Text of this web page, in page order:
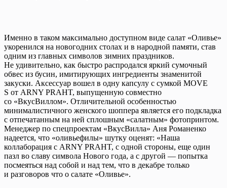
Именно в таком максимально доступном виде салат «Оливье»
укоренился на новогодних столах и в народной памяти, став
одним из главных символов зимних праздников.
Не удивительно, как быстро распродался яркий сумочный
обвес из бусин, имитирующих ингредиенты знаменитой
закуски. Аксессуар вошел в одну капсулу с сумкой MOVE
S от ARNY PRAHT, выпущенную совместно
со «ВкусВиллом». Отличительной особенностью
минималистичного женского шоппера является его подкладка
с отпечатанным на ней сплошным «салатным» фотопринтом.
Менеджер по спецпроектам «ВкусВилла» Аня Романенко
надеется, что «оливьефилы» шутку оценят: «Наша
коллаборация с ARNY PRAHT, с одной стороны, еще один
пазл во славу символа Нового года, а с другой — попытка
посмеяться над собой и над тем, что в декабре только
и разговоров что о салате «Оливье».